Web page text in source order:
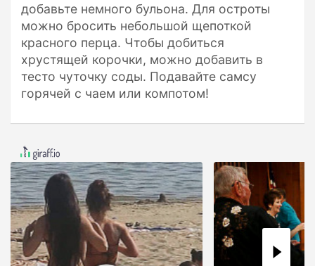
добавьте немного бульона. Для остроты
можно бросить небольшой щепоткой
красного перца. Чтобы добиться
хрустящей корочки, можно добавить в
тесто чуточку соды. Подавайте самсу
горячей с чаем или компотом!